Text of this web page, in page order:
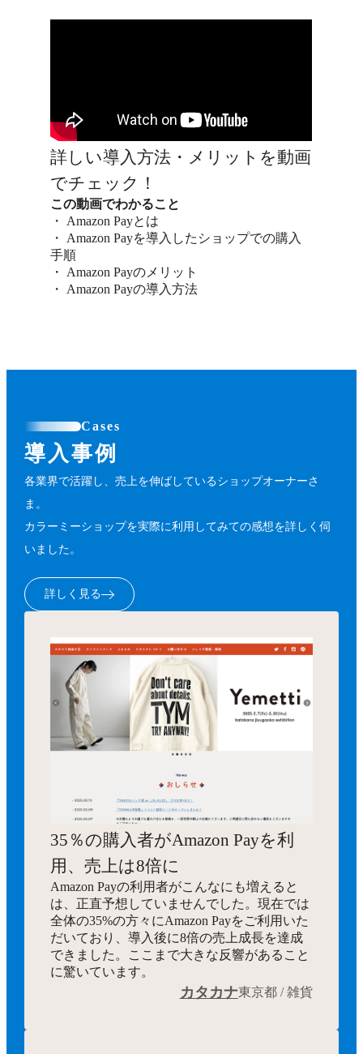
詳しい導入方法・メリットを動画
でチェック！
この動画でわかること
・ Amazon Payとは
・ Amazon Payを導入したショップでの購入
手順
・ Amazon Payのメリット
・ Amazon Payの導入方法
Cases
導入事例
各業界で活躍し、売上を伸ばしているショップオーナーさ
ま。
カラーミーショップを実際に利用してみての感想を詳しく伺
いました。
詳しく見る
35％の購入者がAmazon Payを利
用、売上は8倍に
Amazon Payの利用者がこんなにも増えると
は、正直予想していませんでした。現在では
全体の35%の方々にAmazon Payをご利用いた
だいており、導入後に8倍の売上成長を達成
できました。ここまで大きな反響があること
に驚いています。
カタカナ東京都 / 雑貨